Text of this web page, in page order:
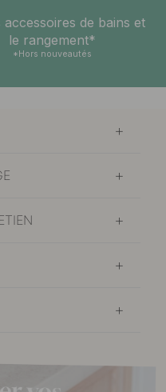
accessoires de bains et
le rangement*
*Hors nouveautés